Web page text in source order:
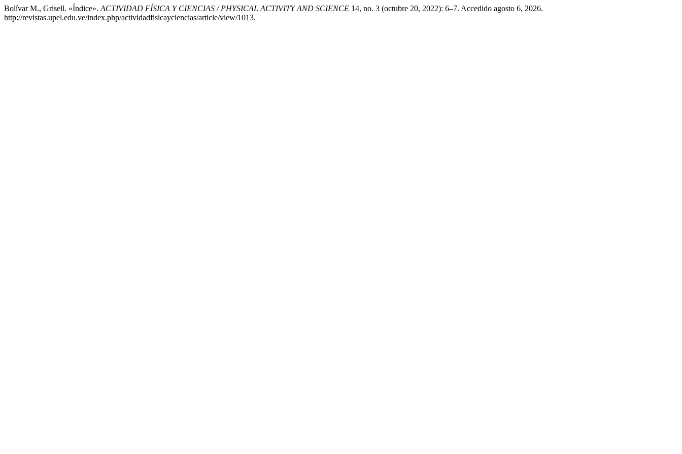
Bolívar M., Grisell. «Índice». ACTIVIDAD FÍSICA Y CIENCIAS / PHYSICAL ACTIVITY AND SCIENCE 14, no. 3 (octubre 20, 2022): 6–7. Accedido agosto 6, 2026.
http://revistas.upel.edu.ve/index.php/actividadfisicayciencias/article/view/1013.